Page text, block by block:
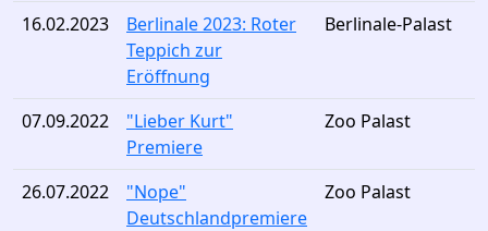
16.02.2023
Berlinale 2023: Roter
Teppich zur
Eröffnung
Berlinale-Palast
07.09.2022
"Lieber Kurt"
Premiere
Zoo Palast
26.07.2022
"Nope"
Deutschlandpremiere
Zoo Palast